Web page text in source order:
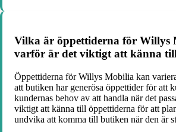
Vilka är öppettiderna för Willys
varför är det viktigt att känna
Öppettiderna för Willys Mobilia kan
att butiken har generösa öppettider för att
kundernas behov av att handla när det
viktigt att känna till öppettiderna för att
undvika att komma till butiken när den är